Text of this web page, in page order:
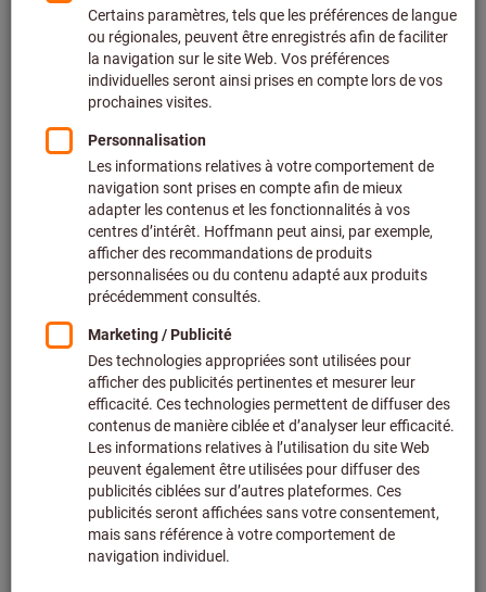
227,13 €
Prix par 1 Unité
Prix valable jusqu’au 27 sept. 2026
+ TVA en vigueurPrix et frais de livraison
Prix personnalisés pour les clients professionnels après
connexion.
Ajouter au panier
Disponibilité
Ajouter à la liste de favoris Partager l’article
Détails du produit
Description